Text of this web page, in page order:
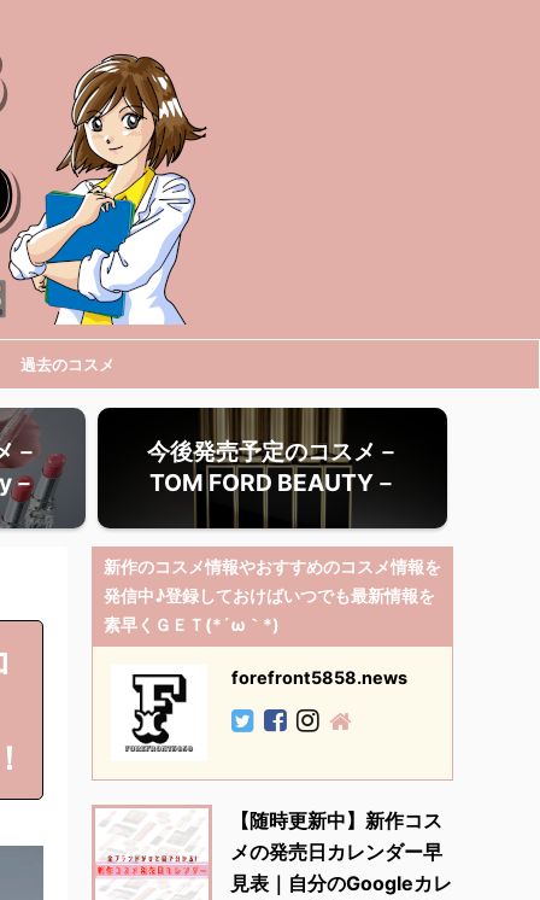
過去のコスメ
－
－
今後発売予定のコスメ－
TOM FORD BEAUTY－
新作のコスメ情報やおすすめのコスメ情報を
発信中♪登録しておけばいつでも最新情報を
素早くＧＥＴ(*´ω｀*)
forefront5858.news
【随時更新中】新作コス
メの発売日カレンダー早
見表｜自分のGoogleカレ